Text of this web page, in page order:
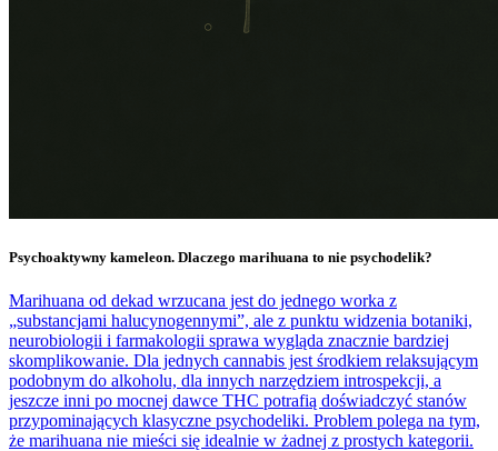
Psychoaktywny kameleon. Dlaczego marihuana to nie psychodelik?
Marihuana od dekad wrzucana jest do jednego worka z
„substancjami halucynogennymi”, ale z punktu widzenia botaniki,
neurobiologii i farmakologii sprawa wygląda znacznie bardziej
skomplikowanie. Dla jednych cannabis jest środkiem relaksującym
podobnym do alkoholu, dla innych narzędziem introspekcji, a
jeszcze inni po mocnej dawce THC potrafią doświadczyć stanów
przypominających klasyczne psychodeliki. Problem polega na tym,
że marihuana nie mieści się idealnie w żadnej z prostych kategorii.